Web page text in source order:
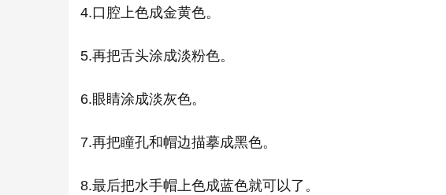
4.口腔上色成金黄色。
5.再把舌头涂成淡粉色。
6.眼睛涂成淡灰色。
7.再把瞳孔和帽边描摹成黑色。
8.最后把水手帽上色成蓝色就可以了。